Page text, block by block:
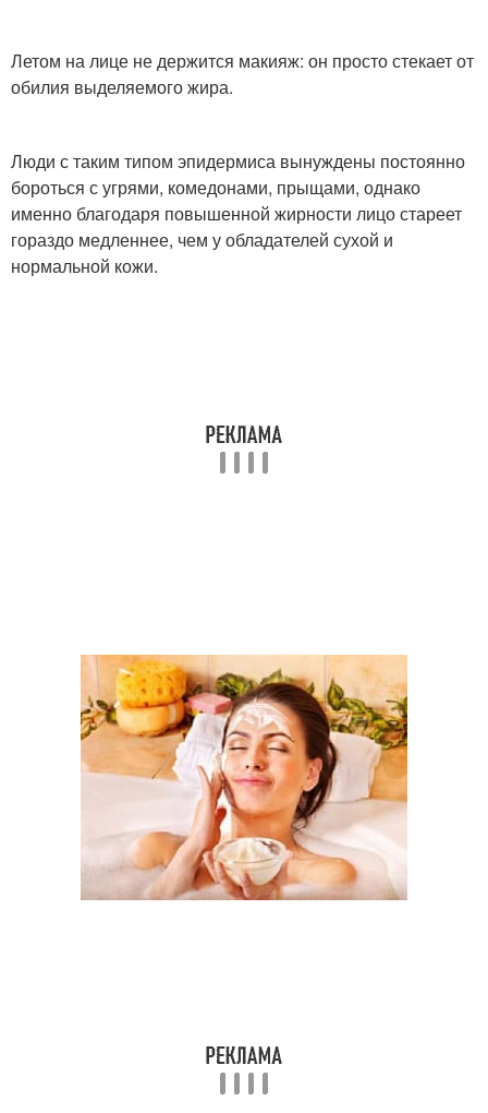
Летом на лице не держится макияж: он просто стекает от
обилия выделяемого жира.
Люди с таким типом эпидермиса вынуждены постоянно
бороться с угрями, комедонами, прыщами, однако
именно благодаря повышенной жирности лицо стареет
гораздо медленнее, чем у обладателей сухой и
нормальной кожи.